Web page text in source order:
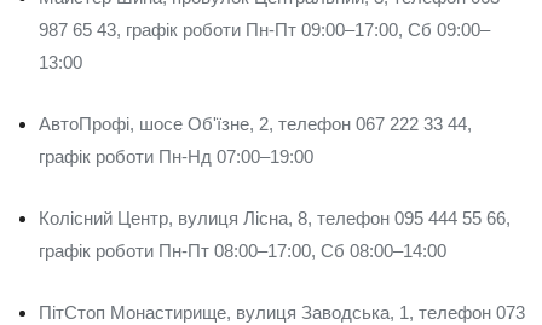
987 65 43, графік роботи Пн-Пт 09:00–17:00, Сб 09:00–
13:00
АвтоПрофі, шосе Об'їзне, 2, телефон 067 222 33 44,
графік роботи Пн-Нд 07:00–19:00
Колісний Центр, вулиця Лісна, 8, телефон 095 444 55 66,
графік роботи Пн-Пт 08:00–17:00, Сб 08:00–14:00
ПітСтоп Монастирище, вулиця Заводська, 1, телефон 073